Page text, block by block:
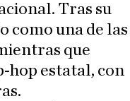
Tras su
como una de las
que
hop estatal, con